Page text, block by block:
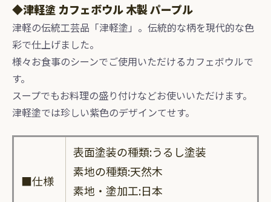
◆津軽塗 カフェボウル 木製 パープル
津軽の伝統工芸品「津軽塗」。伝統的な柄を現代的な色
彩で仕上げました。
様々お食事のシーンでご使用いただけるカフェボウルで
す。
スープでもお料理の盛り付けなどお使いいただけます。
津軽塗では珍しい紫色のデザインてせす。
■仕様
表面塗装の種類:うるし塗装
素地の種類:天然木
素地・塗加工:日本